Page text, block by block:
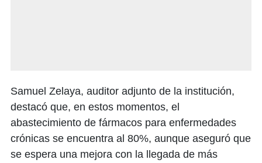
Samuel Zelaya, auditor adjunto de la institución,
destacó que, en estos momentos, el
abastecimiento de fármacos para enfermedades
crónicas se encuentra al 80%, aunque aseguró que
se espera una mejora con la llegada de más